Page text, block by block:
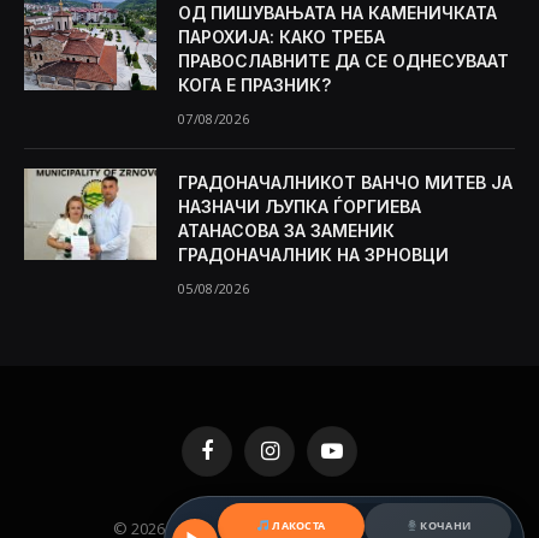
ОД ПИШУВАЊАТА НА КАМЕНИЧКАТА
ПАРОХИЈА: КАКО ТРЕБА
ПРАВОСЛАВНИТЕ ДА СЕ ОДНЕСУВААТ
КОГА Е ПРАЗНИК?
07/08/2026
ГРАДОНАЧАЛНИКОТ ВАНЧО МИТЕВ ЈА
НАЗНАЧИ ЉУПКА ЃОРГИЕВА
АТАНАСОВА ЗА ЗАМЕНИК
ГРАДОНАЧАЛНИК НА ЗРНОВЦИ
05/08/2026
FacebookInstagramYouTube
© 2026 KAMENICA.MK. Designed by MKNET.
ЛАКОСТА КОЧАНИ